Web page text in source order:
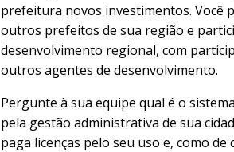
prefeitura novos investimentos. Você
outros prefeitos de sua região e
desenvolvimento regional, com
outros agentes de desenvolvimento.
Pergunte à sua equipe qual é o
pela gestão administrativa de sua
paga licenças pelo seu uso e, como de